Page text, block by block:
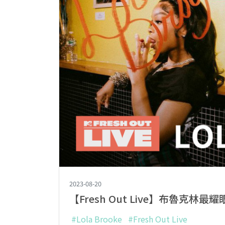
2023-08-20
【Fresh Out Live】布魯克林最
#Lola Brooke #Fresh Out Live